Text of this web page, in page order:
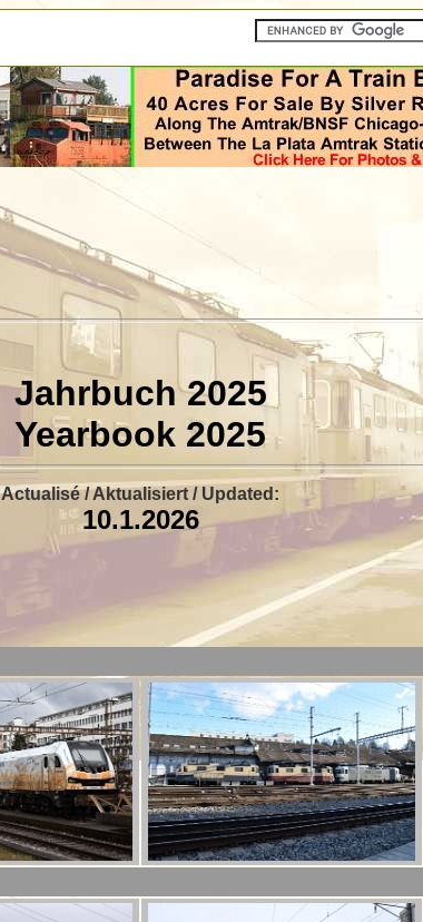
Jahrbuch 2025
Yearbook 2025
Actualisé / Aktualisiert / Updated:
10.1.2026